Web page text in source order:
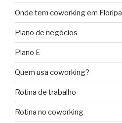
Onde tem coworking em Floripa
Plano de negócios
Plano E
Quem usa coworking?
Rotina de trabalho
Rotina no coworking